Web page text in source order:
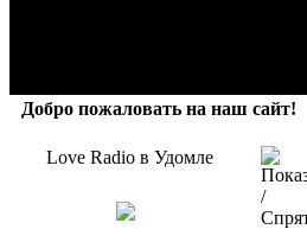
Добро пожаловать на наш сайт!
Love Radio в Удомле